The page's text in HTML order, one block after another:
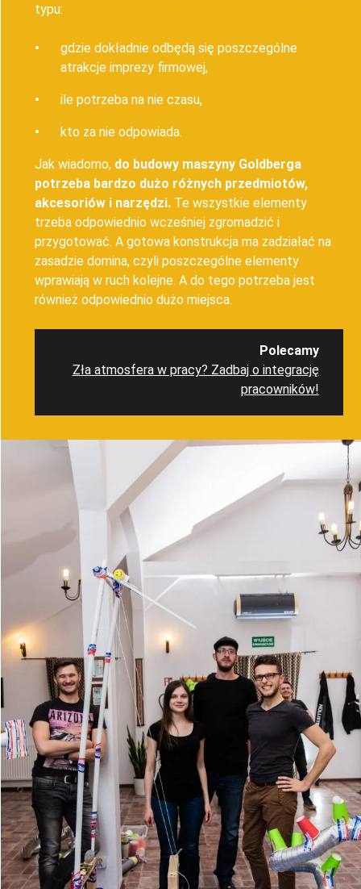
typu:
gdzie dokładnie odbędą się poszczególne
atrakcje imprezy firmowej,
ile potrzeba na nie czasu,
kto za nie odpowiada.
Jak wiadomo, do budowy maszyny Goldberga
potrzeba bardzo dużo różnych przedmiotów,
akcesoriów i narzędzi. Te wszystkie elementy
trzeba odpowiednio wcześniej zgromadzić i
przygotować. A gotowa konstrukcja ma zadziałać na
zasadzie domina, czyli poszczególne elementy
wprawiają w ruch kolejne. A do tego potrzeba jest
również odpowiednio dużo miejsca.
Polecamy
Zła atmosfera w pracy? Zadbaj o integrację
pracowników!